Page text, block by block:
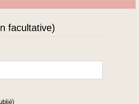
facultative)